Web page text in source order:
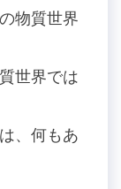
物質世界
世界では
、何もあ